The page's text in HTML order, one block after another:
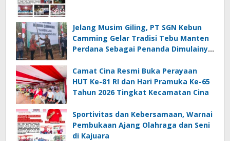
Jelang Musim Giling, PT SGN Kebun
Camming Gelar Tradisi Tebu Manten
Perdana Sebagai Penanda Dimulainya
Camat Cina Resmi Buka Perayaan
HUT Ke-81 RI dan Hari Pramuka Ke-65
Tahun 2026 Tingkat Kecamatan Cina
Sportivitas dan Kebersamaan, Warnai
Pembukaan Ajang Olahraga dan Seni
di Kajuara